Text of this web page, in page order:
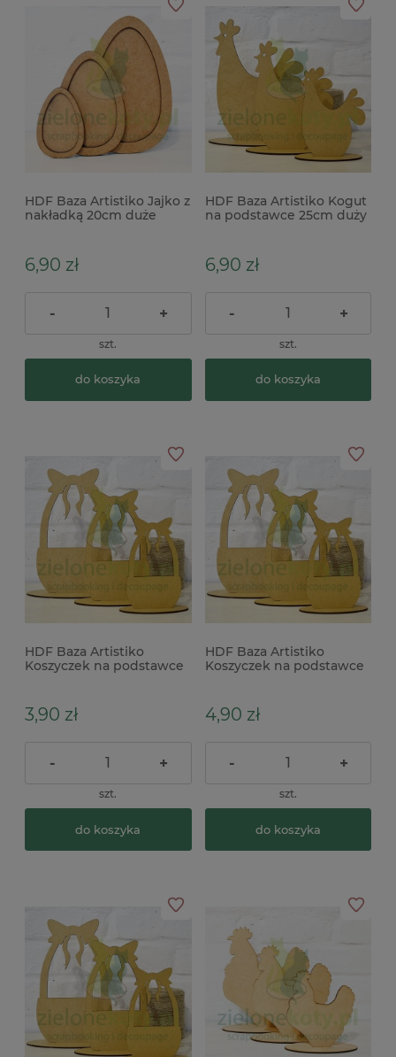
HDF Baza Artistiko Jajko z
nakładką 20cm duże
6,90 zł
- +
szt.
do koszyka
HDF Baza Artistiko Kogut
na podstawce 25cm duży
6,90 zł
- +
szt.
do koszyka
HDF Baza Artistiko
Koszyczek na podstawce
3,90 zł
- +
szt.
do koszyka
HDF Baza Artistiko
Koszyczek na podstawce
4,90 zł
- +
szt.
do koszyka